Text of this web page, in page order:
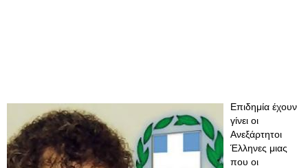
Επιδημία έχουν
γίνει οι
Ανεξάρτητοι
Έλληνες μιας
που οι